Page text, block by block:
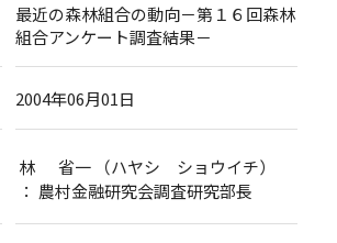
最近の森林組合の動向－第１６回森林
組合アンケート調査結果－
2004年06月01日
林 省一 （ハヤシ ショウイチ）
： 農村金融研究会調査研究部長